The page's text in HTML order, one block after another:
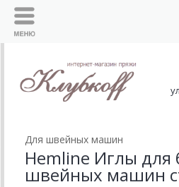
Для швейных машин
Hemline Иглы для
швейных машин